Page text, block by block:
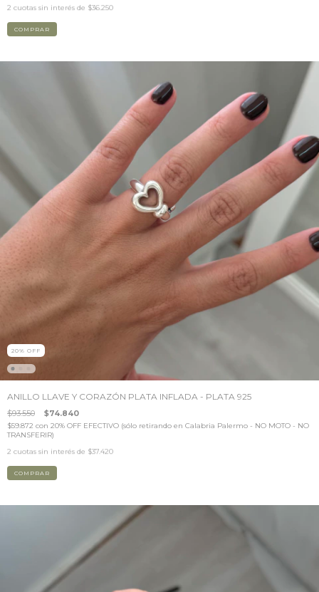
2
cuotas sin interés de $36.250
COMPRAR
20% OFF
ANILLO LLAVE Y CORAZÓN PLATA INFLADA - PLATA 925
$93.550 $74.840
$59.872 con 20% OFF EFECTIVO (sólo retirando en Calabria Palermo - NO MOTO - NO
TRANSFERIR)
2
cuotas sin interés de $37.420
COMPRAR